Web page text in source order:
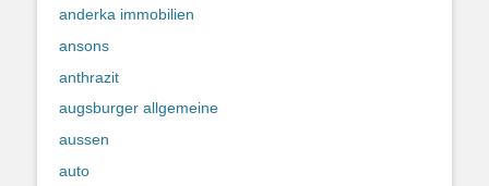
anderka immobilien
ansons
anthrazit
augsburger allgemeine
aussen
auto